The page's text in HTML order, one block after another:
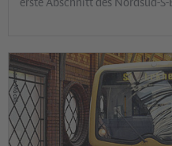
Diana Möckl